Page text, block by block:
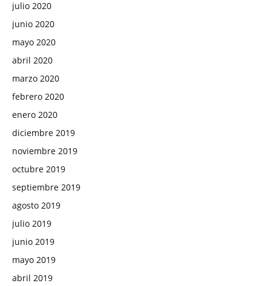
julio 2020
junio 2020
mayo 2020
abril 2020
marzo 2020
febrero 2020
enero 2020
diciembre 2019
noviembre 2019
octubre 2019
septiembre 2019
agosto 2019
julio 2019
junio 2019
mayo 2019
abril 2019